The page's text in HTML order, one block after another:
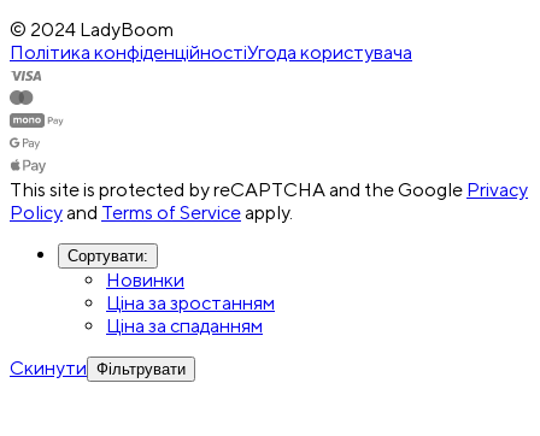
© 2024 LadyBoom
Політика конфіденційностіУгода користувача
This site is protected by reCAPTCHA and the Google Privacy
Policyand Terms of Serviceapply.
Сортувати:
Новинки
Ціна за зростанням
Ціна за спаданням
Скинути Фільтрувати